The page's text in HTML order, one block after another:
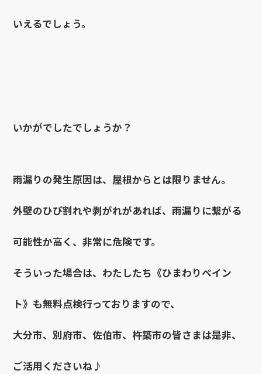
いえるでしょう。
いかがでしたでしょうか？
雨漏りの発生原因は、屋根からとは限りません。
外壁のひび割れや剥がれがあれば、雨漏りに繋がる
可能性か高く、非常に危険です。
そういった場合は、わたしたち《ひまわりペイン
ト》も無料点検行っておりますので、
大分市、別府市、佐伯市、杵築市の皆さまは是非、
ご活用くださいね♪